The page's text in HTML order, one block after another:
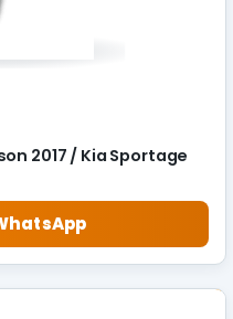
2017 / Kia Sportage